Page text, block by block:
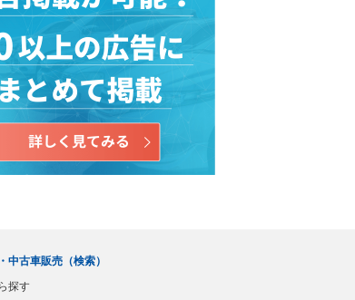
中古車販売（検索）
探す